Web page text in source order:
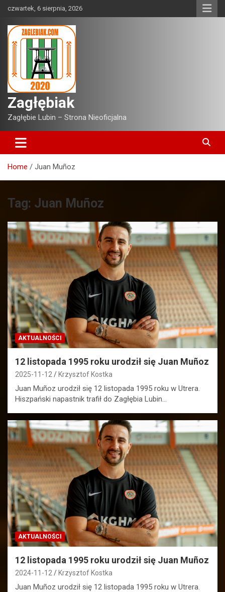
content
czwartek, 6 sierpnia, 2026
Zagłębiak
Zagłębie Lubin – Strona Nieoficjalna
Home Juan Muñoz
Tag: Juan Muñoz
AKTUALNOŚCI
12 listopada 1995 roku urodził się Juan Muñoz
2025-11-12 Krzysztof Kostka
Juan Muñoz urodził się 12 listopada 1995 roku w Utrera.
Hiszpański napastnik trafił do Zagłębia Lubin…
AKTUALNOŚCI
12 listopada 1995 roku urodził się Juan Muñoz
2024-11-12 Krzysztof Kostka
Juan Muñoz urodził się 12 listopada 1995 roku w Utrera.